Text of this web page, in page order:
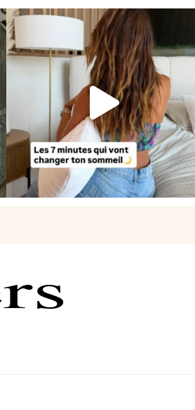
Le sommeil est essentiel à notre bien-
être… et...
102 14